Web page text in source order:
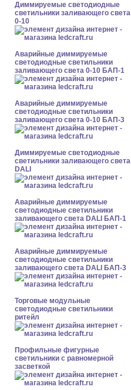
Диммируемые светодиодные
светильники заливающего света
0-10
Аварийные диммируемые
светодиодные светильники
заливающего света 0-10 БАП-1
Аварийные диммируемые
светодиодные светильники
заливающего света 0-10 БАП-3
Диммируемые светодиодные
светильники заливающего света
DALI
Аварийные диммируемые
светодиодные светильники
заливающего света DALI БАП-1
Аварийные диммируемые
светодиодные светильники
заливающего света DALI БАП-3
Торговые модульные
светодиодные светильники
ритейл
Профильные фигурные
светильники с равномерной
засветкой